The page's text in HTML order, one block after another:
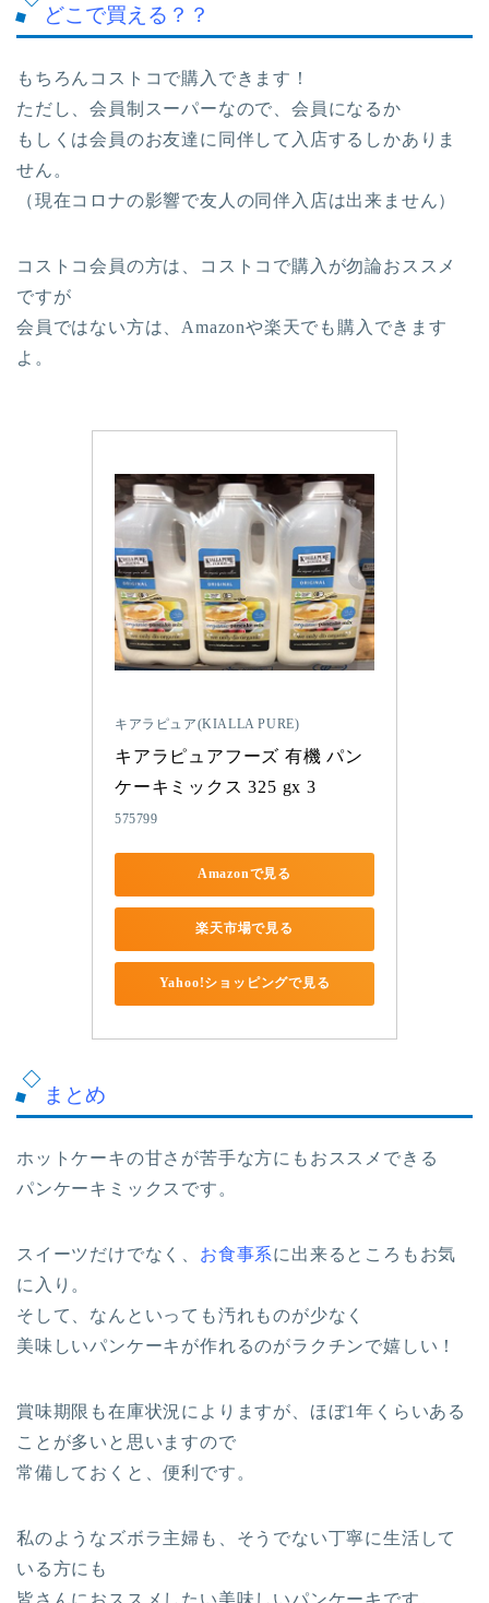
どこで買える？？
もちろんコストコで購入できます！
ただし、会員制スーパーなので、会員になるか
もしくは会員のお友達に同伴して入店するしかありま
せん。
（現在コロナの影響で友人の同伴入店は出来ません）
コストコ会員の方は、コストコで購入が勿論おススメ
ですが
会員ではない方は、Amazonや楽天でも購入できます
よ。
キアラピュア(KIALLA PURE)
キアラピュアフーズ 有機 パン
ケーキミックス 325 gx 3
575799
Amazonで見る
楽天市場で見る
Yahoo!ショッピングで見る
まとめ
ホットケーキの甘さが苦手な方にもおススメできる
パンケーキミックスです。
スイーツだけでなく、 お食事系に出来るところもお気
に入り。
そして、なんといっても汚れものが少なく
美味しいパンケーキが作れるのがラクチンで嬉しい！
賞味期限も在庫状況によりますが、ほぼ1年くらいある
ことが多いと思いますので
常備しておくと、便利です。
私のようなズボラ主婦も、そうでない丁寧に生活して
いる方にも